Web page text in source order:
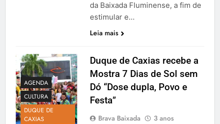
da Baixada Fluminense, a fim de
estimular e…
Leia mais
AGENDA
CULTURA
DUQUE DE
CAXIAS
Duque de Caxias recebe a
Mostra 7 Dias de Sol sem
Dó “Dose dupla, Povo e
Festa”
Brava Baixada
3 anos